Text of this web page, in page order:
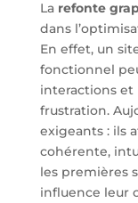
La refonte
dans
En effet, un
fonctionnel
interactions
frustration.
exigeants : ils
cohérente,
les premières
influence leur